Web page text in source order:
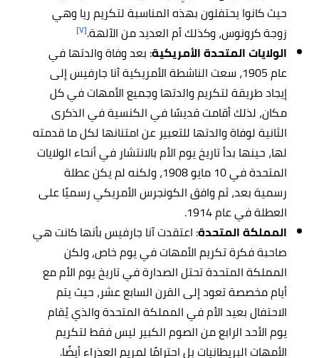
حيث كانوا يحتفلون بهذه المناسبة لتكريم ريا وهي
زوجة كرونوس، وكذلك أم العديد من الآلهة.[٧]
الولايات المتحدة الأمريكية: بعد وفاة والدتها في
عام 1905، سعت الناشطة الأمريكية آنا جارفيس إلى
إيجاد طريقة لتكريم والدتها وجميع الأمهات في كل
مكان، لذلك أقامت قديسًا في الكنسية في الذكرى
الثانية لوفاة والدتها للتعبير عن امتنانها لكل ما قدمته
لها، حينها بدأ تاريخ يوم الأم بالانتشار في أنحاء الولايات
المتحدة في 10 مايو 1908، ولكنه لم يكن عطلة
رسمية بعد، ثم وافق الكونجرس الأمريكي رسميًا على
العطلة في عام 1914.
المملكة المتحدة: اعتقدت آنا جارفيس بأنها كانت هي
صاحبة فكرة تكريم الأمهات في يوم خاص، ولكن
المملكة المتحدة تحتل الصدارة في تاريخ يوم الأم مع
أيام مخصصة تعود إلى القرن السابع عشر، حيث يتم
الاحتفال بعيد الأم في المملكة المتحدة والذي يُقام
يوم الأحد الرابع من الصوم الكبير ليس فقط لتكريم
الأمهات البريطانيات بل احترامًا لمريم العذراء أيضًا.